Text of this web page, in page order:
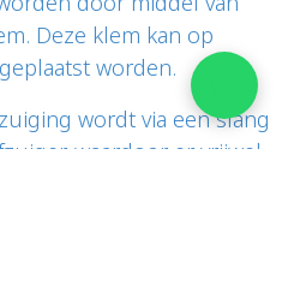
Deze klem kan op
worden.
wordt via een slang
waardoor er vrijwel